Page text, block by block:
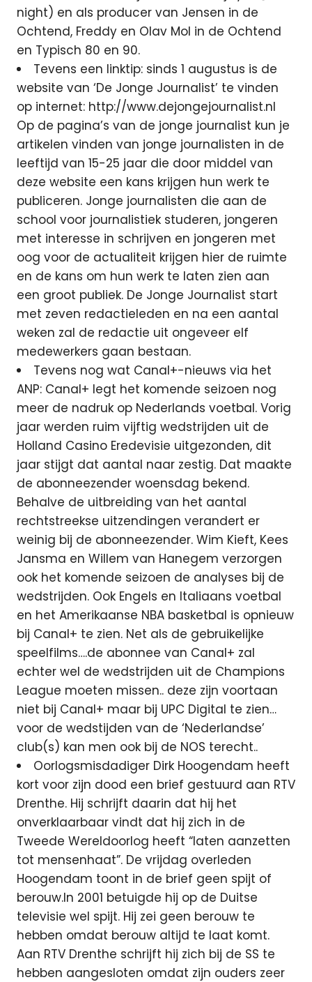
night) en als producer van Jensen in de
Ochtend, Freddy en Olav Mol in de Ochtend
en Typisch 80 en 90.
Tevens een linktip: sinds 1 augustus is de
website van ‘De Jonge Journalist’ te vinden
op internet: http://www.dejongejournalist.nl
Op de pagina’s van de jonge journalist kun je
artikelen vinden van jonge journalisten in de
leeftijd van 15-25 jaar die door middel van
deze website een kans krijgen hun werk te
publiceren. Jonge journalisten die aan de
school voor journalistiek studeren, jongeren
met interesse in schrijven en jongeren met
oog voor de actualiteit krijgen hier de ruimte
en de kans om hun werk te laten zien aan
een groot publiek. De Jonge Journalist start
met zeven redactieleden en na een aantal
weken zal de redactie uit ongeveer elf
medewerkers gaan bestaan.
Tevens nog wat Canal+-nieuws via het
ANP: Canal+ legt het komende seizoen nog
meer de nadruk op Nederlands voetbal. Vorig
jaar werden ruim vijftig wedstrijden uit de
Holland Casino Eredevisie uitgezonden, dit
jaar stijgt dat aantal naar zestig. Dat maakte
de abonneezender woensdag bekend.
Behalve de uitbreiding van het aantal
rechtstreekse uitzendingen verandert er
weinig bij de abonneezender. Wim Kieft, Kees
Jansma en Willem van Hanegem verzorgen
ook het komende seizoen de analyses bij de
wedstrijden. Ook Engels en Italiaans voetbal
en het Amerikaanse NBA basketbal is opnieuw
bij Canal+ te zien. Net als de gebruikelijke
speelfilms….de abonnee van Canal+ zal
echter wel de wedstrijden uit de Champions
League moeten missen.. deze zijn voortaan
niet bij Canal+ maar bij UPC Digital te zien…
voor de wedstijden van de ‘Nederlandse’
club(s) kan men ook bij de NOS terecht..
Oorlogsmisdadiger Dirk Hoogendam heeft
kort voor zijn dood een brief gestuurd aan RTV
Drenthe. Hij schrijft daarin dat hij het
onverklaarbaar vindt dat hij zich in de
Tweede Wereldoorlog heeft “laten aanzetten
tot mensenhaat”. De vrijdag overleden
Hoogendam toont in de brief geen spijt of
berouw.In 2001 betuigde hij op de Duitse
televisie wel spijt. Hij zei geen berouw te
hebben omdat berouw altijd te laat komt.
Aan RTV Drenthe schrijft hij zich bij de SS te
hebben aangesloten omdat zijn ouders zeer